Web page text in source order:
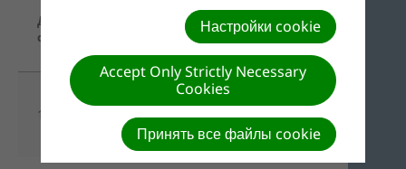
Дата
файла
Название/
Ссылка для
скачивания
Описание
13/07/2016
Скачать все
одним
файлом
-
Настройки cookie
Accept Only Strictly Necessary
Cookies
Принять все файлы cookie